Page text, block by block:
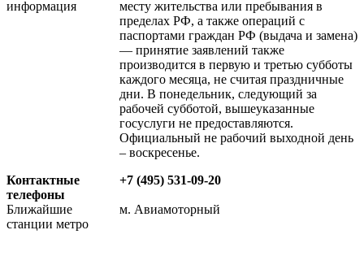
информация
месту жительства или пребывания в
пределах РФ, а также операций с
паспортами граждан РФ (выдача и замена)
— принятие заявлений также
производится в первую и третью субботы
каждого месяца, не считая праздничные
дни. В понедельник, следующий за
рабочей субботой, вышеуказанные
госуслуги не предоставляются.
Официальный не рабочий выходной день
– воскресенье.
Контактные
телефоны
+7 (495) 531-09-20
Ближайшие
станции метро
м. Авиамоторный